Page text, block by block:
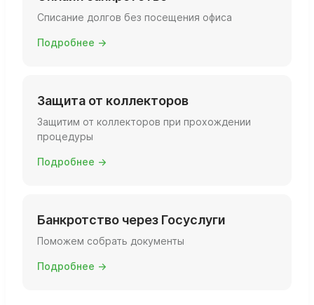
Списание долгов без посещения офиса
Подробнее →
Защита от коллекторов
Защитим от коллекторов при прохождении
процедуры
Подробнее →
Банкротство через Госуслуги
Поможем собрать документы
Подробнее →